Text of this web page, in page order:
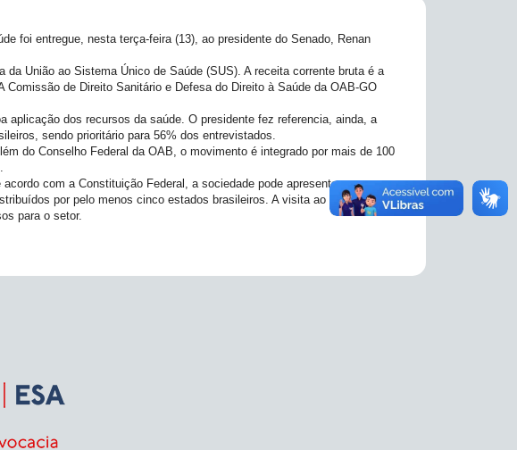
foi entregue, nesta terça-feira (13), ao presidente do Senado, Renan
União ao Sistema Único de Saúde (SUS). A receita corrente bruta é a
de Direito Sanitário e Defesa do Direito à Saúde da OAB-GO
aplicação dos recursos da saúde. O presidente fez referencia, ainda, a
sendo prioritário para 56% dos entrevistados.
do Conselho Federal da OAB, o movimento é integrado por mais de 100
com a Constituição Federal, a sociedade pode apresentar um
por pelo menos cinco estados brasileiros. A visita ao presidente
para o setor.